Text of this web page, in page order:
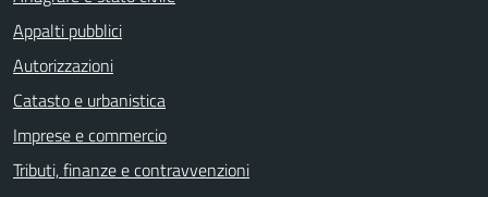
Appalti pubblici
Autorizzazioni
Catasto e urbanistica
Imprese e commercio
Tributi, finanze e contravvenzioni